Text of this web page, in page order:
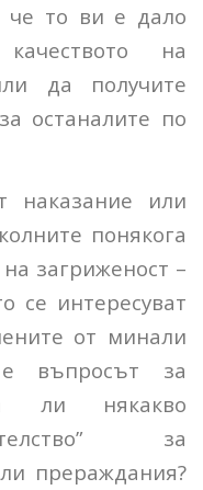
че то ви е дало
на
да получите
останалите по
или
понякога
загриженост –
се интересуват
от минали
въпросът за
ли някакво
за
прераждания?